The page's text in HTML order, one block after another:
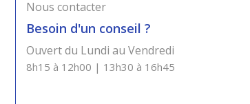
Nous contacter
Besoin d'un conseil ?
Ouvert du Lundi au Vendredi
8h15 à 12h00 | 13h30 à 16h45